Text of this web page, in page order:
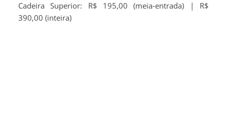
Cadeira Superior: R$ 195,00 (meia-entrada) | R$
390,00 (inteira)